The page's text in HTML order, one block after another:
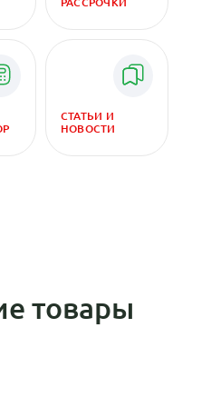
СТАТЬИ И
НОВОСТИ
товары